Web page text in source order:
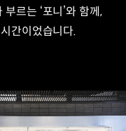
르는 ‘포니’와 함께,
간이었습니다.